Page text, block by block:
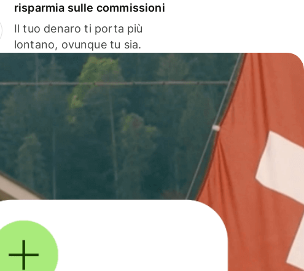
risparmia sulle commissioni
Il tuo denaro ti porta più
lontano, ovunque tu sia.